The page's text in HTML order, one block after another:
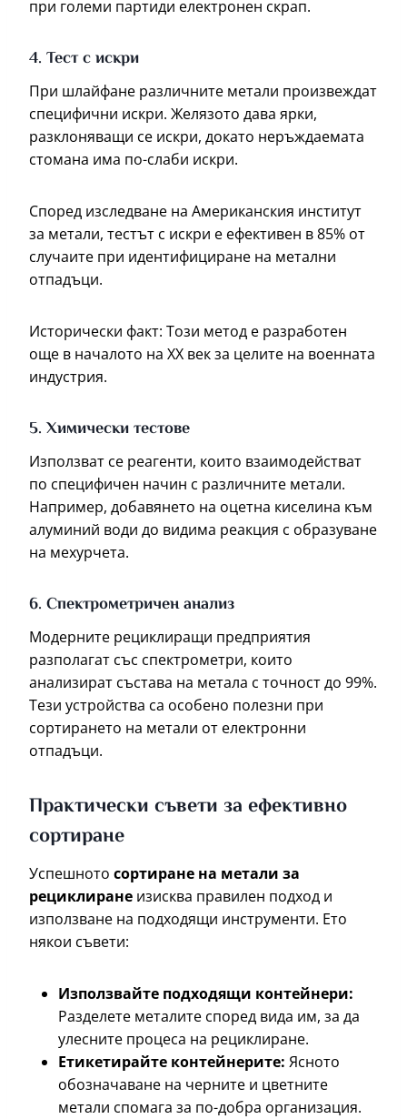
при големи партиди електронен скрап.
4. Тест с искри
При шлайфане различните метали произвеждат
специфични искри. Желязото дава ярки,
разклоняващи се искри, докато неръждаемата
стомана има по-слаби искри.
Според изследване на Американския институт
за метали, тестът с искри е ефективен в 85% от
случаите при идентифициране на метални
отпадъци.
Исторически факт: Този метод е разработен
още в началото на XX век за целите на военната
индустрия.
5. Химически тестове
Използват се реагенти, които взаимодействат
по специфичен начин с различните метали.
Например, добавянето на оцетна киселина към
алуминий води до видима реакция с образуване
на мехурчета.
6. Спектрометричен анализ
Модерните рециклиращи предприятия
разполагат със спектрометри, които
анализират състава на метала с точност до 99%.
Тези устройства са особено полезни при
сортирането на метали от електронни
отпадъци.
Практически съвети за ефективно
сортиране
Успешното сортиране на метали за
рециклиране изисква правилен подход и
използване на подходящи инструменти. Ето
някои съвети:
Използвайте подходящи контейнери:
Разделете металите според вида им, за да
улесните процеса на рециклиране.
Етикетирайте контейнерите: Ясното
обозначаване на черните и цветните
метали спомага за по-добра организация.